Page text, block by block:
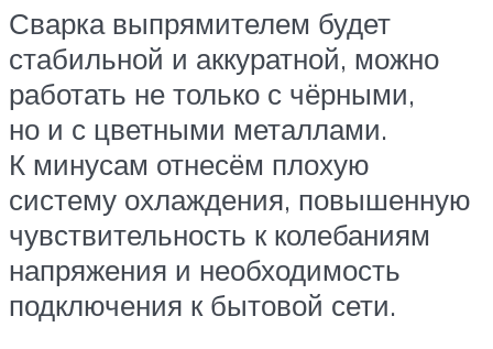
Сварка выпрямителем будет
стабильной и аккуратной, можно
работать не только с чёрными,
но и с цветными металлами.
К минусам отнесём плохую
систему охлаждения, повышенную
чувствительность к колебаниям
напряжения и необходимость
подключения к бытовой сети.